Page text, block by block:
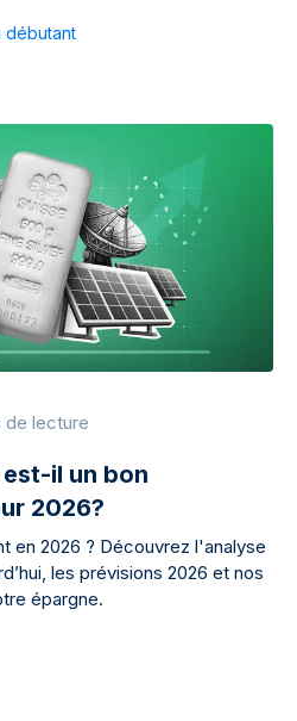
débutant
de lecture
il un bon
2026?
en 2026 ? Découvrez l'analyse
les prévisions 2026 et nos
épargne.